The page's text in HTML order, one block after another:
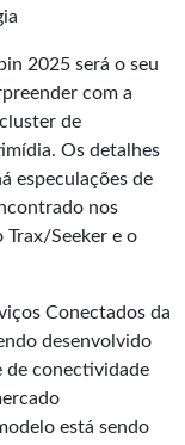
2025 será o seu
com a
de
Os detalhes
especulações de
nos
Trax/Seeker e o
Conectados da
desenvolvido
de conectividade
está sendo